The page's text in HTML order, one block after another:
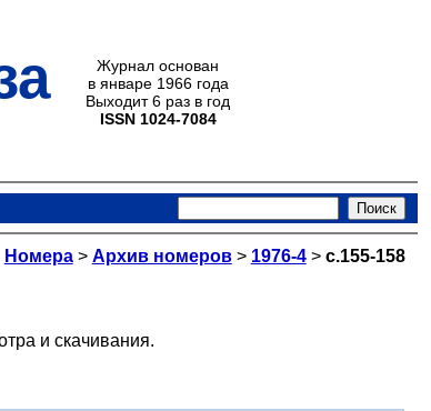
Журнал основан
в январе 1966 года
Выходит 6 раз в год
ISSN 1024-7084
Номера> Архив номеров> 1976-4> с.155-158
и скачивания.